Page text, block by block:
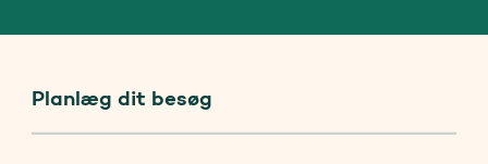
Planlæg dit besøg